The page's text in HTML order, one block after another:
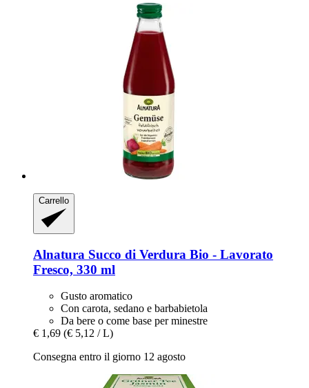
Carrello
Alnatura Succo di Verdura Bio -​ Lavorato
Fresco, 330 ml
Gusto aromatico
Con carota, sedano e barbabietola
Da bere o come base per minestre
€ 1,69 (€ 5,12 / L)
Consegna entro il giorno 12 agosto